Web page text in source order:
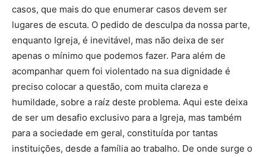
casos, que mais do que enumerar casos devem ser
lugares de escuta. O pedido de desculpa da nossa parte,
enquanto Igreja, é inevitável, mas não deixa de ser
apenas o mínimo que podemos fazer. Para além de
acompanhar quem foi violentado na sua dignidade é
preciso colocar a questão, com muita clareza e
humildade, sobre a raíz deste problema. Aqui este deixa
de ser um desafio exclusivo para a Igreja, mas também
para a sociedade em geral, constituída por tantas
instituições, desde a família ao trabalho. De onde surge o